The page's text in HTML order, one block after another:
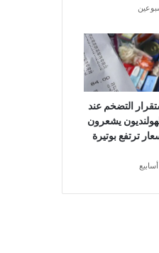
التضخم عند
يشعرون
ترتفع بوتيرة